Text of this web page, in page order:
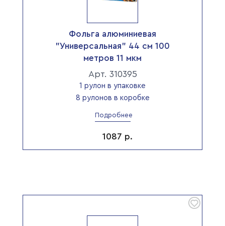
Фольга алюминиевая
"Универсальная" 44 см 100
метров 11 мкм
Арт. 310395
1 рулон в упаковке
8 рулонов в коробке
Подробнее
1087 р.